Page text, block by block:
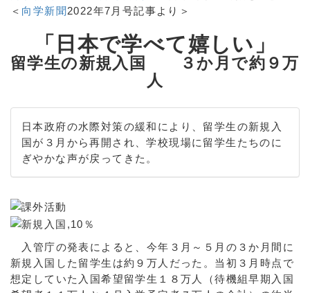
＜ 向学新聞2022年7月号記事より＞
「日本で学べて嬉しい」
留学生の新規入国 ３か月で約９万
人
日本政府の水際対策の緩和により、留学生の新規入
国が３月から再開され、学校現場に留学生たちのに
ぎやかな声が戻ってきた。
入管庁の発表によると、今年３月～５月の３か月間に
新規入国した留学生は約９万人だった。当初３月時点で
想定していた入国希望留学生１８万人（待機組早期入国